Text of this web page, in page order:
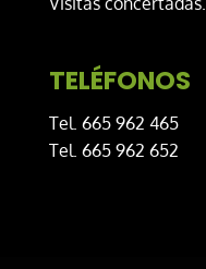
TELÉFONOS
Tel. 665 962 465
Tel. 665 962 652